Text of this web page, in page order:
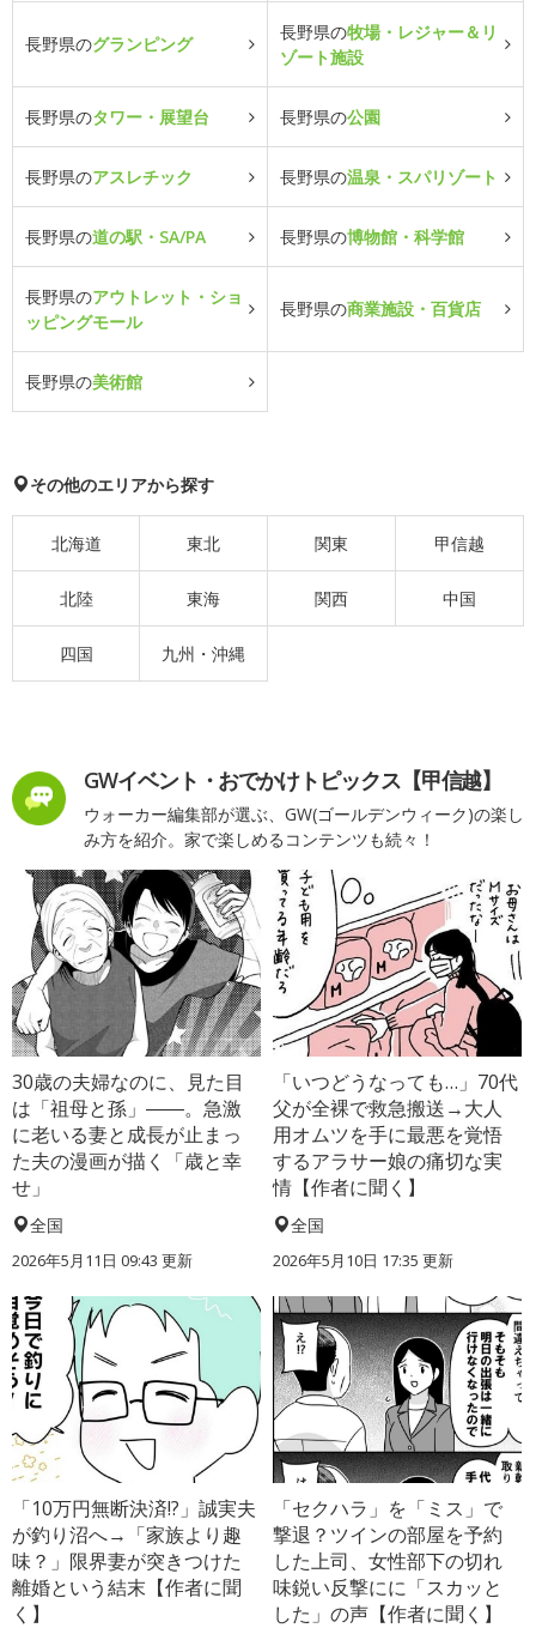
長野県のグランピング
長野県の牧場・レジャー＆リ
ゾート施設
長野県のタワー・展望台 長野県の公園
長野県のアスレチック 長野県の温泉・スパリゾート
長野県の道の駅・SA/PA 長野県の博物館・科学館
長野県のアウトレット・ショ
ッピングモール
長野県の商業施設・百貨店
長野県の美術館
その他のエリアから探す
北海道 東北 関東 甲信越
北陸 東海 関西 中国
四国 九州・沖縄
GWイベント・おでかけトピックス【甲信越】
ウォーカー編集部が選ぶ、GW(ゴールデンウィーク)の楽し
み方を紹介。家で楽しめるコンテンツも続々！
30歳の夫婦なのに、見た目
は「祖母と孫」――。急激
に老いる妻と成長が止まっ
た夫の漫画が描く「歳と幸
せ」
全国
2026年5月11日 09:43 更新
「いつどうなっても…」70代
父が全裸で救急搬送→大人
用オムツを手に最悪を覚悟
するアラサー娘の痛切な実
情【作者に聞く】
全国
2026年5月10日 17:35 更新
「10万円無断決済!?」誠実夫
が釣り沼へ→「家族より趣
味？」限界妻が突きつけた
離婚という結末【作者に聞
く】
「セクハラ」を「ミス」で
撃退？ツインの部屋を予約
した上司、女性部下の切れ
味鋭い反撃にに「スカッと
した」の声【作者に聞く】